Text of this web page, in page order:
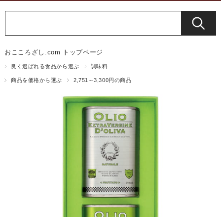
おこころざし.com トップページ
良く選ばれる食品から選ぶ 調味料
商品を価格から選ぶ 2,751～3,300円の商品